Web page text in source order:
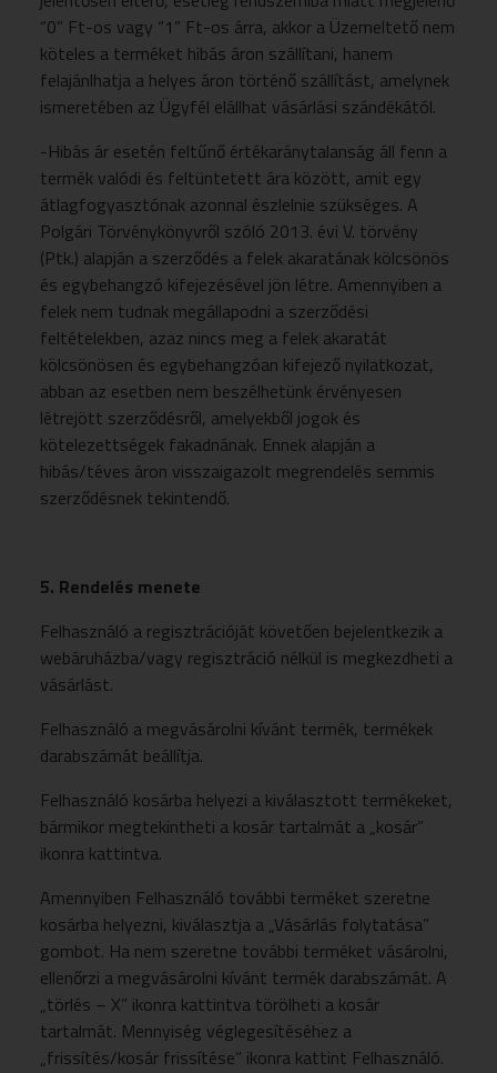
“0” Ft-os vagy “1” Ft-os árra, akkor a Üzemeltető nem
köteles a terméket hibás áron szállítani, hanem
felajánlhatja a helyes áron történő szállítást, amelynek
ismeretében az Ügyfél elállhat vásárlási szándékától.
-Hibás ár esetén feltűnő értékaránytalanság áll fenn a
termék valódi és feltüntetett ára között, amit egy
átlagfogyasztónak azonnal észlelnie szükséges. A
Polgári Törvénykönyvről szóló 2013. évi V. törvény
(Ptk.) alapján a szerződés a felek akaratának kölcsönös
és egybehangzó kifejezésével jön létre. Amennyiben a
felek nem tudnak megállapodni a szerződési
feltételekben, azaz nincs meg a felek akaratát
kölcsönösen és egybehangzóan kifejező nyilatkozat,
abban az esetben nem beszélhetünk érvényesen
létrejött szerződésről, amelyekből jogok és
kötelezettségek fakadnának. Ennek alapján a
hibás/téves áron visszaigazolt megrendelés semmis
szerződésnek tekintendő.
5. Rendelés menete
Felhasználó a regisztrációját követően bejelentkezik a
webáruházba/vagy regisztráció nélkül is megkezdheti a
vásárlást.
Felhasználó a megvásárolni kívánt termék, termékek
darabszámát beállítja.
Felhasználó kosárba helyezi a kiválasztott termékeket,
bármikor megtekintheti a kosár tartalmát a „kosár”
ikonra kattintva.
Amennyiben Felhasználó további terméket szeretne
kosárba helyezni, kiválasztja a „Vásárlás folytatása”
gombot. Ha nem szeretne további terméket vásárolni,
ellenőrzi a megvásárolni kívánt termék darabszámát. A
„törlés – X” ikonra kattintva törölheti a kosár
tartalmát. Mennyiség véglegesítéséhez a
„frissítés/kosár frissítése” ikonra kattint Felhasználó.